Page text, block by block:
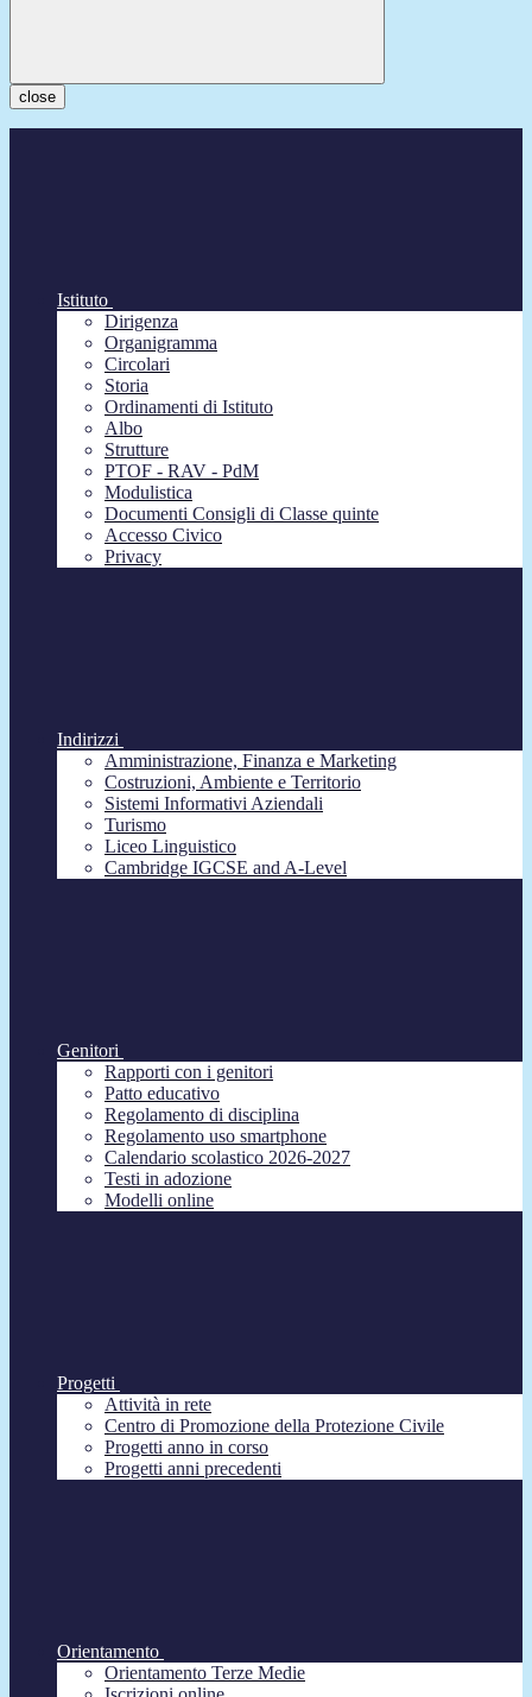
close
Istituto
Dirigenza
Organigramma
Circolari
Storia
Ordinamenti di Istituto
Albo
Strutture
PTOF - RAV - PdM
Modulistica
Documenti Consigli di Classe quinte
Accesso Civico
Privacy
Indirizzi
Amministrazione, Finanza e Marketing
Costruzioni, Ambiente e Territorio
Sistemi Informativi Aziendali
Turismo
Liceo Linguistico
Cambridge IGCSE and A-Level
Genitori
Rapporti con i genitori
Patto educativo
Regolamento di disciplina
Regolamento uso smartphone
Calendario scolastico 2026-2027
Testi in adozione
Modelli online
Progetti
Attività in rete
Centro di Promozione della Protezione Civile
Progetti anno in corso
Progetti anni precedenti
Orientamento
Orientamento Terze Medie